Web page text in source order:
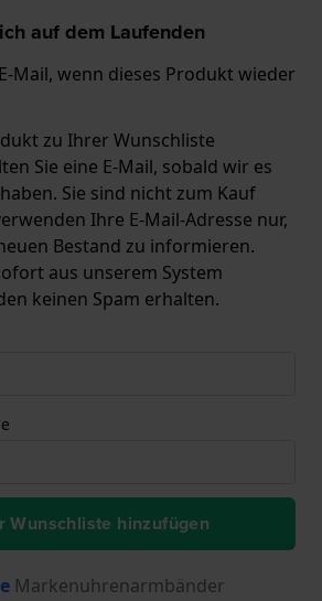
auf dem Laufenden
Mail, wenn dieses Produkt wieder
zu Ihrer Wunschliste
Sie eine E-Mail, sobald wir es
Sie sind nicht zum Kauf
Ihre E-Mail-Adresse nur,
Bestand zu informieren.
aus unserem System
keinen Spam erhalten.
Wunschliste hinzufügen
Markenuhrenarmbänder